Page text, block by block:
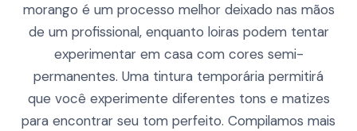
morango é um processo melhor deixado nas mãos
de um profissional, enquanto loiras podem tentar
experimentar em casa com cores semi-
permanentes. Uma tintura temporária permitirá
que você experimente diferentes tons e matizes
para encontrar seu tom perfeito. Compilamos mais